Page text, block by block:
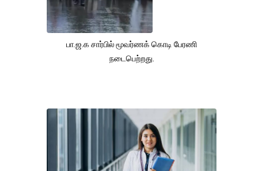
பா.ஜ.க சார்பில் மூவர்ணக் கொடி பேரணி
நடைபெற்றது.